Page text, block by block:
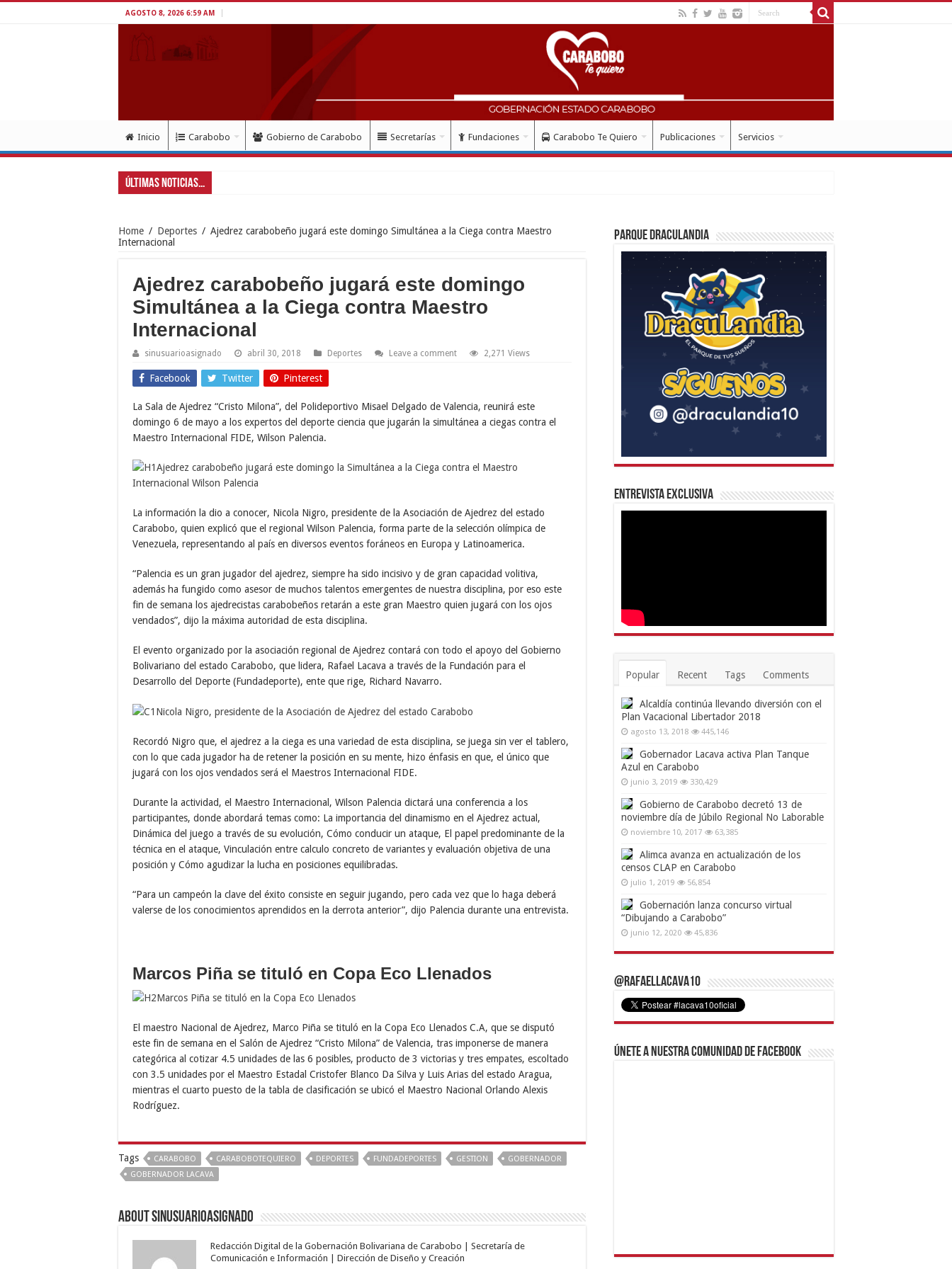
AGOSTO 8, 2026 6:59 AM
Inicio Carabobo Gobierno de Carabobo Secretarías Fundaciones Carabobo Te Quiero Publicaciones Servicios
Últimas Noticias...
Home / Deportes / Ajedrez carabobeño jugará este domingo Simultánea a la Ciega contra Maestro
Internacional
Ajedrez carabobeño jugará este domingo
Simultánea a la Ciega contra Maestro
Internacional
sinusuarioasignado abril 30, 2018 Deportes Leave a comment 2,271 Views
Facebook Twitter Pinterest
La Sala de Ajedrez “Cristo Milona”, del Polideportivo Misael Delgado de Valencia, reunirá este
domingo 6 de mayo a los expertos del deporte ciencia que jugarán la simultánea a ciegas contra el
Maestro Internacional FIDE, Wilson Palencia.
La información la dio a conocer, Nicola Nigro, presidente de la Asociación de Ajedrez del estado
Carabobo, quien explicó que el regional Wilson Palencia, forma parte de la selección olímpica de
Venezuela, representando al país en diversos eventos foráneos en Europa y Latinoamerica.
“Palencia es un gran jugador del ajedrez, siempre ha sido incisivo y de gran capacidad volitiva,
además ha fungido como asesor de muchos talentos emergentes de nuestra disciplina, por eso este
fin de semana los ajedrecistas carabobeños retarán a este gran Maestro quien jugará con los ojos
vendados”, dijo la máxima autoridad de esta disciplina.
El evento organizado por la asociación regional de Ajedrez contará con todo el apoyo del Gobierno
Bolivariano del estado Carabobo, que lidera, Rafael Lacava a través de la Fundación para el
Desarrollo del Deporte (Fundadeporte), ente que rige, Richard Navarro.
Recordó Nigro que, el ajedrez a la ciega es una variedad de esta disciplina, se juega sin ver el tablero,
con lo que cada jugador ha de retener la posición en su mente, hizo énfasis en que, el único que
jugará con los ojos vendados será el Maestros Internacional FIDE.
Durante la actividad, el Maestro Internacional, Wilson Palencia dictará una conferencia a los
participantes, donde abordará temas como: La importancia del dinamismo en el Ajedrez actual,
Dinámica del juego a través de su evolución, Cómo conducir un ataque, El papel predominante de la
técnica en el ataque, Vinculación entre calculo concreto de variantes y evaluación objetiva de una
posición y Cómo agudizar la lucha en posiciones equilibradas.
“Para un campeón la clave del éxito consiste en seguir jugando, pero cada vez que lo haga deberá
valerse de los conocimientos aprendidos en la derrota anterior”, dijo Palencia durante una entrevista.
Marcos Piña se tituló en Copa Eco Llenados
El maestro Nacional de Ajedrez, Marco Piña se tituló en la Copa Eco Llenados C.A, que se disputó
este fin de semana en el Salón de Ajedrez “Cristo Milona” de Valencia, tras imponerse de manera
categórica al cotizar 4.5 unidades de las 6 posibles, producto de 3 victorias y tres empates, escoltado
con 3.5 unidades por el Maestro Estadal Cristofer Blanco Da Silva y Luis Arias del estado Aragua,
mientras el cuarto puesto de la tabla de clasificación se ubicó el Maestro Nacional Orlando Alexis
Rodríguez.
Tags CARABOBO CARABOBOTEQUIERO DEPORTES FUNDADEPORTES GESTION
GOBERNADOR
GOBERNADOR LACAVA
About sinusuarioasignado
Redacción Digital de la Gobernación Bolivariana de Carabobo | Secretaría de
Comunicación e Información | Dirección de Diseño y Creación
Parque Draculandia
Entrevista Exclusiva
Popular Recent Tags Comments
Alcaldía continúa llevando diversión con el
Plan Vacacional Libertador 2018
agosto 13, 2018 445,146
Gobernador Lacava activa Plan Tanque
Azul en Carabobo
junio 3, 2019 330,429
Gobierno de Carabobo decretó 13 de
noviembre día de Júbilo Regional No Laborable
noviembre 10, 2017 63,385
Alimca avanza en actualización de los
censos CLAP en Carabobo
julio 1, 2019 56,854
Gobernación lanza concurso virtual
“Dibujando a Carabobo”
junio 12, 2020 45,836
@RafaelLacava10
Únete a nuestra comunidad de Facebook